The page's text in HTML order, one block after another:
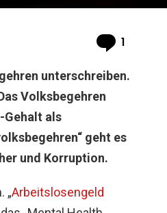
1
unterschreiben.
Volksbegehren
Gehalt als
geht es
und Korruption.
„Arbeitslosengeld